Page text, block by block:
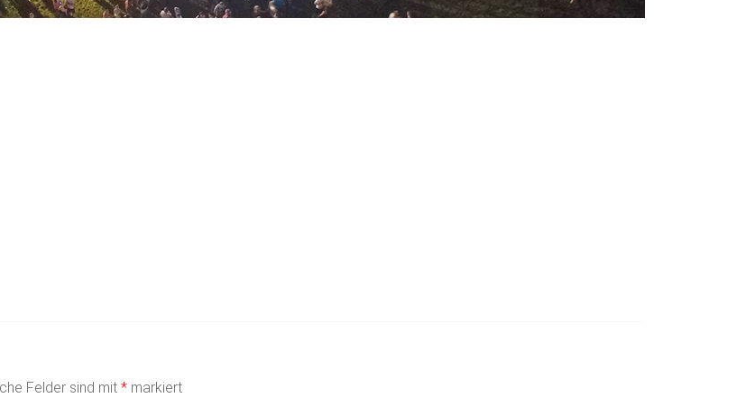
Felder sind mit * markiert